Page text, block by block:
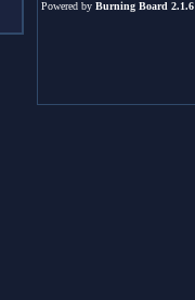
Powered by Burning Board 2.1.6